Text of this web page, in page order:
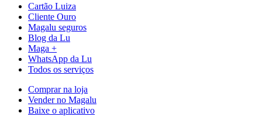
Cartão Luiza
Cliente Ouro
Magalu seguros
Blog da Lu
Maga +
WhatsApp da Lu
Todos os serviços
Comprar na loja
Vender no Magalu
Baixe o aplicativo